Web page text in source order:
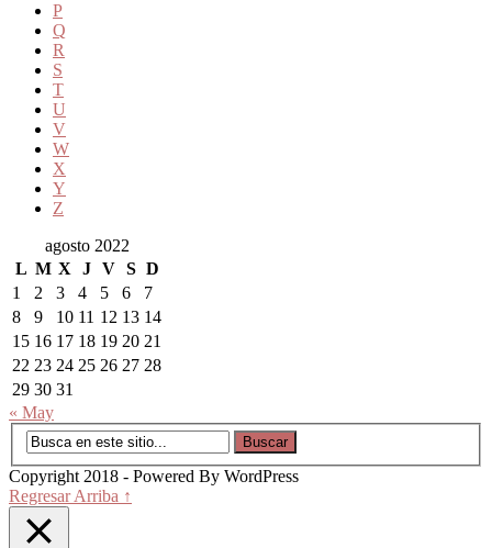
P
Q
R
S
T
U
V
W
X
Y
Z
agosto 2022
L M X J V S D
1
2 3 4 5 6
7
8
9 10 11 12 13 14
15 16 17 18 19 20 21
22 23 24 25 26 27 28
29 30 31
« May
Copyright 2018 - Powered By WordPress
Regresar Arriba ↑